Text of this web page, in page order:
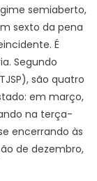
semiaberto,
sexto da pena
É
Segundo
são quatro
em março,
na terça-
encerrando às
de dezembro,